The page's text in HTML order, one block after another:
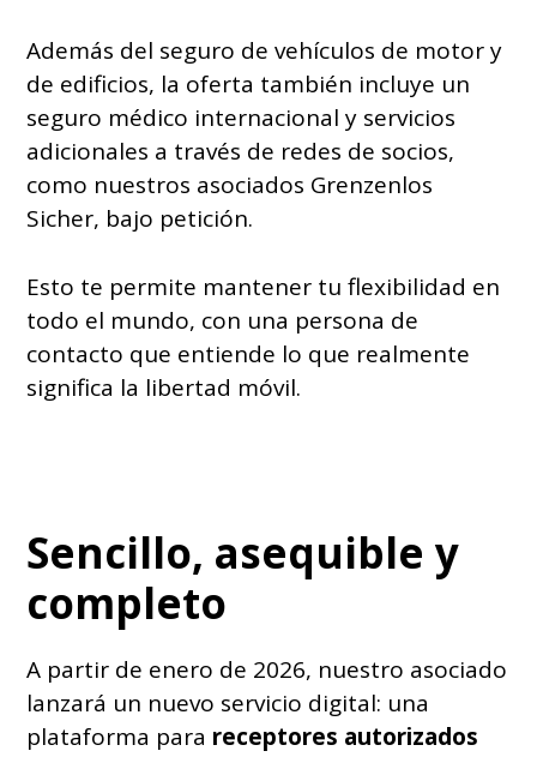
Además del seguro de vehículos de motor y
de edificios, la oferta también incluye un
seguro médico internacional y servicios
adicionales a través de redes de socios,
como nuestros asociados Grenzenlos
Sicher, bajo petición.
Esto te permite mantener tu flexibilidad en
todo el mundo, con una persona de
contacto que entiende lo que realmente
significa la libertad móvil.
Sencillo, asequible y
completo
A partir de enero de 2026, nuestro asociado
lanzará un nuevo servicio digital: una
plataforma para receptores autorizados